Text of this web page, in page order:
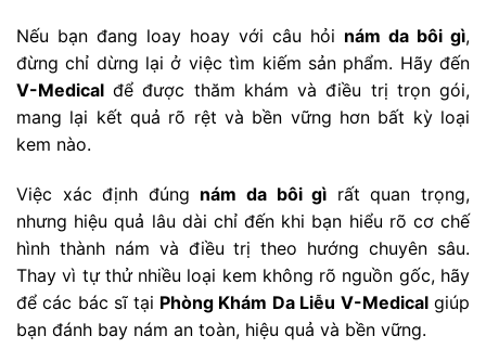
Nếu bạn đang loay hoay với câu hỏi nám da bôi gì,
đừng chỉ dừng lại ở việc tìm kiếm sản phẩm. Hãy đến
V-Medical để được thăm khám và điều trị trọn gói,
mang lại kết quả rõ rệt và bền vững hơn bất kỳ loại
kem nào.
Việc xác định đúng nám da bôi gì rất quan trọng,
nhưng hiệu quả lâu dài chỉ đến khi bạn hiểu rõ cơ chế
hình thành nám và điều trị theo hướng chuyên sâu.
Thay vì tự thử nhiều loại kem không rõ nguồn gốc, hãy
để các bác sĩ tại Phòng Khám Da Liễu V-Medicalgiúp
bạn đánh bay nám an toàn, hiệu quả và bền vững.